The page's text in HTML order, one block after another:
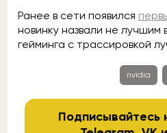
Ранее в сети появился
новинку назвали не лучшим
гейминга с трассировкой
nvidia
Подписывайтесь